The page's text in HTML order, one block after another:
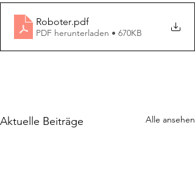
Roboter.pdf
PDF herunterladen • 670KB
Aktuelle Beiträge Alle ansehen